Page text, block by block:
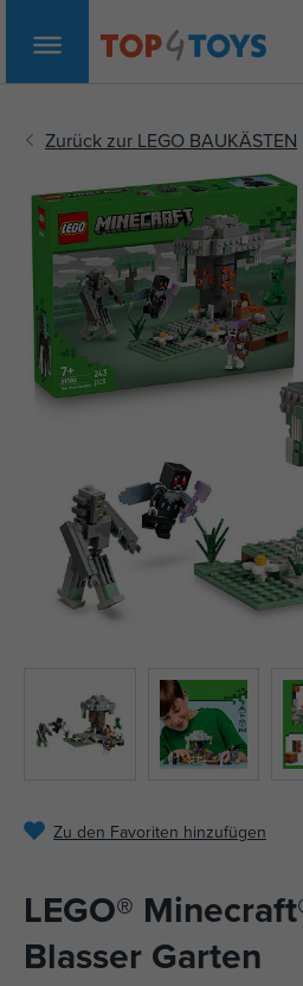
Zu den Favoriten hinzufügen
LEGO®
Blasser Garten